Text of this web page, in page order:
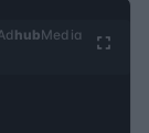
hubMedia